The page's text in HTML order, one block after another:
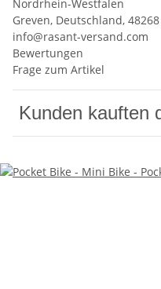
Nordrhein-Westfalen
Greven, Deutschland, 48268
info@rasant-versand.com
Bewertungen
Frage zum Artikel
Kunden kauften